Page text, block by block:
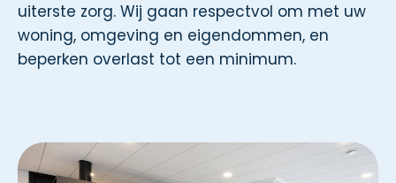
uiterste zorg. Wij gaan respectvol om met uw
woning, omgeving en eigendommen, en
beperken overlast tot een minimum.